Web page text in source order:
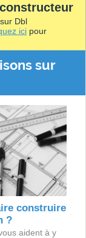
Dbl
ici pour
sur
construire
?
aident à y